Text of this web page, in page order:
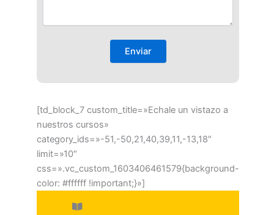
[td_block_7 custom_title=»Echale un vistazo a
nuestros cursos»
category_ids=»-51,-50,21,40,39,11,-13,18″
limit=»10″
css=».vc_custom_1603406461579{background-
color: #ffffff !important;}»]